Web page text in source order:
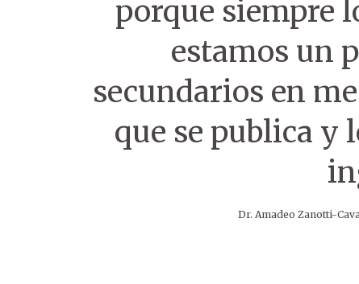
porque siempre
estamos un
secundarios en
que se publica y
Dr. Amadeo Zanotti-